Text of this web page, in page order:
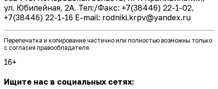
ул. Юбилейная, 2А. Тел:/Факс: +7(38446) 22-1-02,
+7(38446) 22-1-16 E-mail: rodniki.krpv@yandex.ru
Перепечатка и копирование частично или полностью возможны только
с согласия правообладателя.
16+
Ищите нас в социальных сетях: